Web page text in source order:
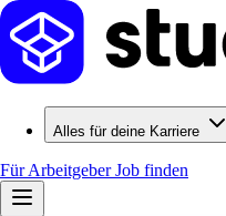
Alles für deine Karriere
Für ArbeitgeberJob finden